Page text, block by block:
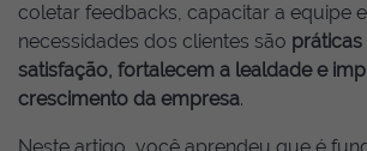
coletar feedbacks, capacitar a equipe
necessidades dos clientes são
satisfação, fortalecem a lealdade e
crescimento da empresa.